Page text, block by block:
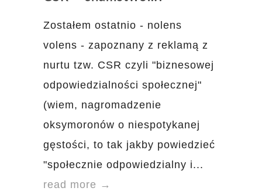
Zostałem ostatnio - nolens
volens - zapoznany z reklamą z
nurtu tzw. CSR czyli "biznesowej
odpowiedzialności społecznej"
(wiem, nagromadzenie
oksymoronów o niespotykanej
gęstości, to tak jakby powiedzieć
"społecznie odpowiedzialny i...
read more →